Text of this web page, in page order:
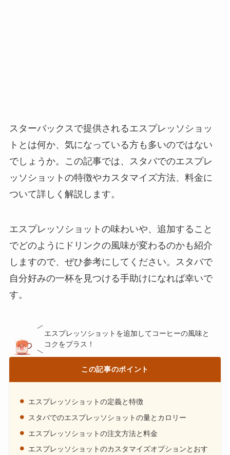
スターバックスで提供されるエスプレッソショッ
トとは何か、気になっている方も多いのではない
でしょうか。この記事では、スタバでのエスプレ
ッソショットの特徴やカスタマイズ方法、料金に
ついて詳しく解説します。
エスプレッソショットの味わいや、追加すること
でどのようにドリンクの風味が変わるのかも紹介
しますので、ぜひ参考にしてください。スタバで
自分好みの一杯を見つける手助けになれば幸いで
す。
エスプレッソショットを追加してコーヒーの風味と
コクをプラス！
この記事のポイント
エスプレッソショットの定義と特徴
スタバでのエスプレッソショットの量とカロリー
エスプレッソショットの注文方法と料金
エスプレッソショットのカスタマイズオプションとおす